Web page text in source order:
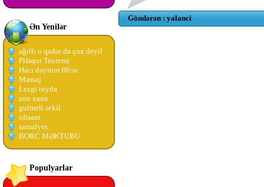
Ən Yenilər
ağıllı o qədər də çox deyil
Pifaqor Teoremi
Hacı dayının 06-sı
Massaj
Lezgi toyda
zoo xana
gulmeli sekil
ofisant
samalyot
BORC MƏKTUBU
Populyarlar
Göndərən : yalanci